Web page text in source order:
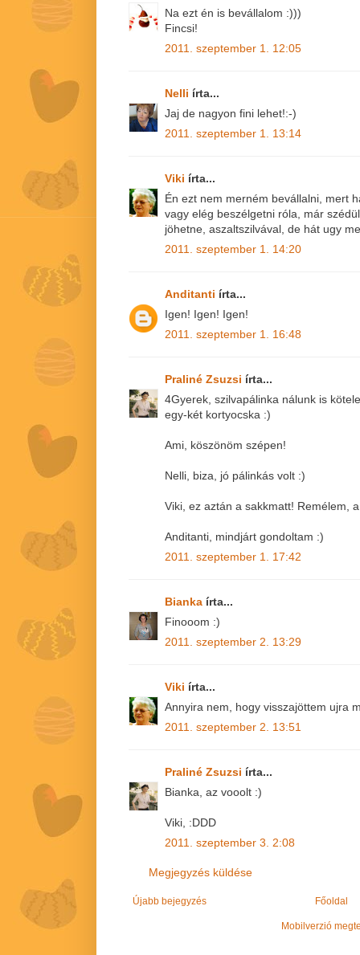
Na ezt én is bevállalom :)))
Fincsi!
2011. szeptember 1. 12:05
Nelli írta...
Jaj de nagyon fini lehet!:-)
2011. szeptember 1. 13:14
Viki írta...
Én ezt nem merném bevállalni, mert
vagy elég beszélgetni róla, már
jöhetne, aszaltszilvával, de hát ugy
2011. szeptember 1. 14:20
Anditanti írta...
Igen! Igen! Igen!
2011. szeptember 1. 16:48
Praliné Zsuzsi írta...
4Gyerek, szilvapálinka nálunk is
egy-két kortyocska :)
Ami, köszönöm szépen!
Nelli, biza, jó pálinkás volt :)
Viki, ez aztán a sakkmatt! Remélem,
Anditanti, mindjárt gondoltam :)
2011. szeptember 1. 17:42
Bianka írta...
Finooom :)
2011. szeptember 2. 13:29
Viki írta...
Annyira nem, hogy visszajöttem ujra
2011. szeptember 2. 13:51
Praliné Zsuzsi írta...
Bianka, az vooolt :)
Viki, :DDD
2011. szeptember 3. 2:08
Megjegyzés küldése
Újabb bejegyzés Főoldal
Mobilverzió